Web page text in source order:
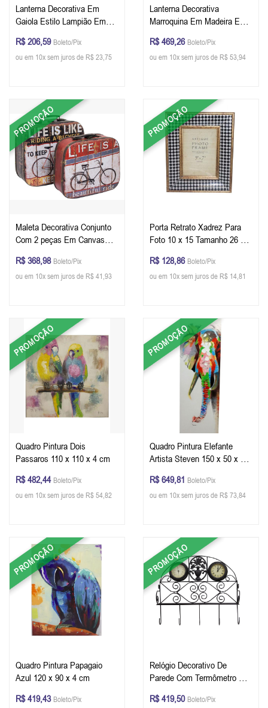
Lanterna Decorativa Em
Gaiola Estilo Lampião Em
R$ 206,59 Boleto/Pix
ou em 10x sem juros de R$ 23,75
Lanterna Decorativa
Marroquina Em Madeira E
Cor Amarelo 62 x 22 x 22 cm
e 48 x 15 x 15 cm
R$ 469,26 Boleto/Pix
ou em 10x sem juros de R$ 53,94
PROMOÇÃO
Maleta Decorativa Conjunto
Com 2 peças Em Canvas
x 11 cm e 29 x 25 x 11 cm
R$ 368,98 Boleto/Pix
ou em 10x sem juros de R$ 41,93
PROMOÇÃO
Porta Retrato Xadrez Para
Foto 10 x 15 Tamanho 26 x
R$ 128,86 Boleto/Pix
ou em 10x sem juros de R$ 14,81
PROMOÇÃO
Quadro Pintura Dois
Passaros 110 x 110 x 4 cm
R$ 482,44 Boleto/Pix
ou em 10x sem juros de R$ 54,82
PROMOÇÃO
Quadro Pintura Elefante
Artista Steven 150 x 50 x 4
R$ 649,81 Boleto/Pix
ou em 10x sem juros de R$ 73,84
PROMOÇÃO
Quadro Pintura Papagaio
Azul 120 x 90 x 4 cm
R$ 419,43 Boleto/Pix
PROMOÇÃO
Relógio Decorativo De
Parede Com Termômetro E
R$ 419,50 Boleto/Pix